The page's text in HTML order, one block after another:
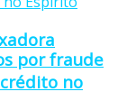
por fraude
no